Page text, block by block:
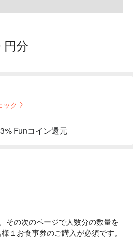
円分
ック
Funコイン還元
その次のページで人数分の数量を
１お食事券のご購入が必須です。